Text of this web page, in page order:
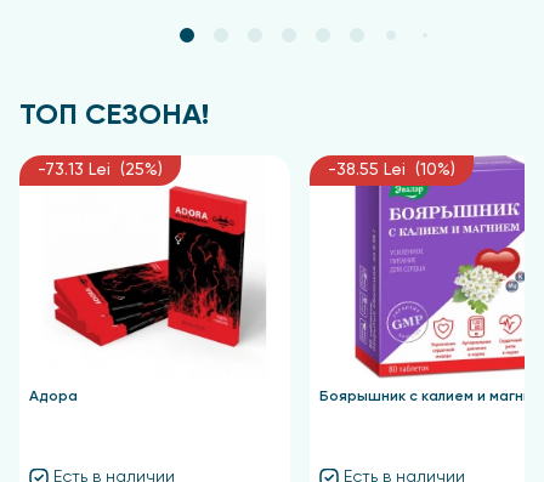
ТОП СЕЗОНА!
-73.13 Lei (25%)
Адора
Есть в наличии
-38.55 Lei (10%)
Боярышник с калием и
Есть в наличии